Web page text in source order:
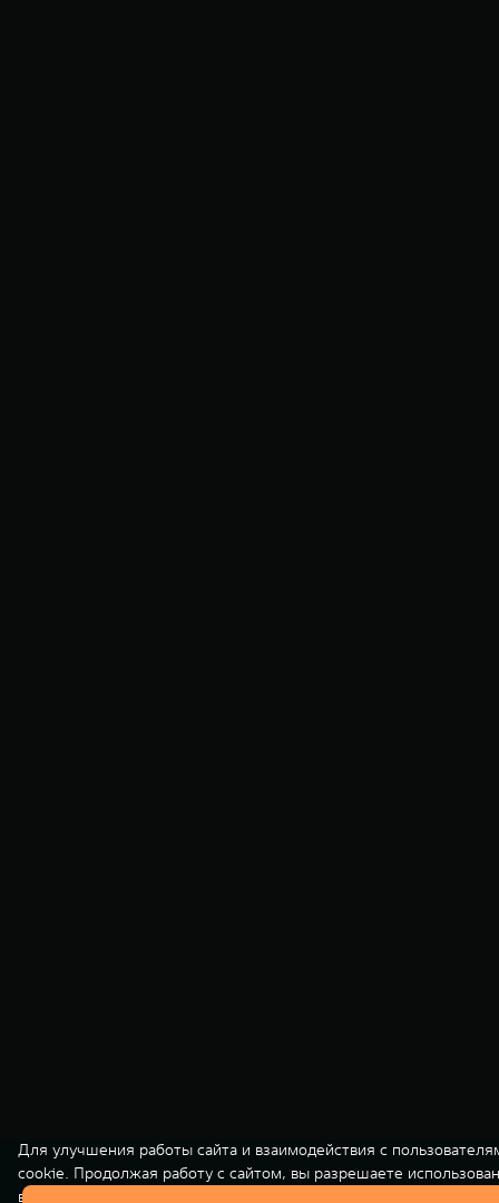
Для улучшения работы сайта и взаимодействия с
cookie. Продолжая работу с сайтом, вы разрешаете
вашей персональной информации на нашем сайте